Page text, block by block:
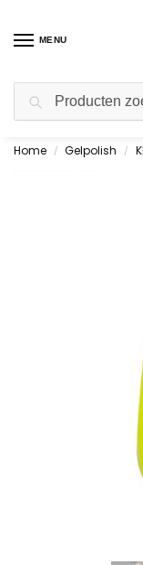
MENU
Gratis ophalen
Home / Gelpolish /